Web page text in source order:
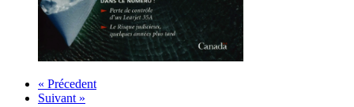
« Précedent
Suivant »